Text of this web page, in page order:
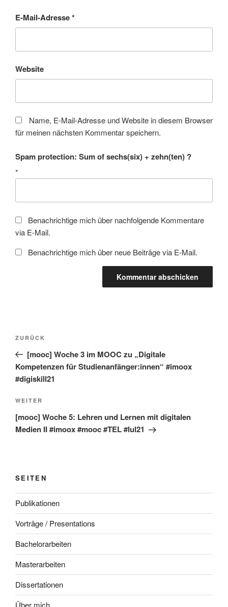
E-Mail-Adresse*
Website
Name, E-Mail-Adresse und Website in diesem Browser
für meinen nächsten Kommentar speichern.
Spam protection: Sum of sechs(six) + zehn(ten) ?
*
Benachrichtige mich über nachfolgende Kommentare
via E-Mail.
Benachrichtige mich über neue Beiträge via E-Mail.
Beitragsnavigation
Vorheriger
Beitrag
ZURÜCK
[mooc] Woche 3 im MOOC zu „Digitale
Kompetenzen für Studienanfänger:innen“ #imoox
#digiskill21
Nächster
Beitrag
WEITER
[mooc] Woche 5: Lehren und Lernen mit digitalen
Medien II #imoox #mooc #TEL #lul21
SEITEN
Publikationen
Vorträge / Presentations
Bachelorarbeiten
Masterarbeiten
Dissertationen
Über mich